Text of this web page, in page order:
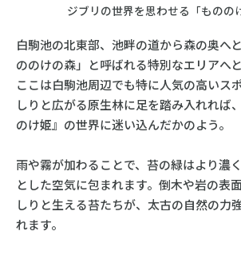
ジブリの世界を思わせる「ものの
白駒池の北東部、池畔の道から森の奥へ
ののけの森」と呼ばれる特別なエリアへ
ここは白駒池周辺でも特に人気の高いス
しりと広がる原生林に足を踏み入れれば
のけ姫』の世界に迷い込んだかのよう。
雨や霧が加わることで、苔の緑はより濃
とした空気に包まれます。倒木や岩の表
しりと生える苔たちが、太古の自然の力
れます。